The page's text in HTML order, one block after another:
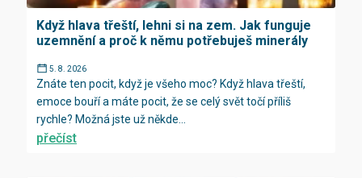
Když hlava třeští, lehni si na zem. Jak funguje
uzemnění a proč k němu potřebuješ minerály
5. 8. 2026
Znáte ten pocit, když je všeho moc? Když hlava třeští,
emoce bouří a máte pocit, že se celý svět točí příliš
rychle? Možná jste už někde...
přečíst